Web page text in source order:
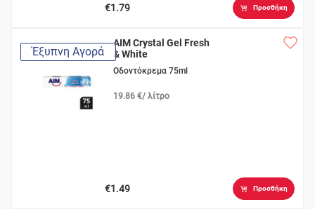
€1.79 Προσθήκη
Έξυπνη Αγορά
AIM Crystal Gel Fresh
& White
Οδοντόκρεμα 75ml
19.86 €/ λίτρο
€1.49 Προσθήκη